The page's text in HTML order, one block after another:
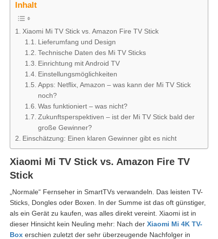
Inhalt
Xiaomi Mi TV Stick vs. Amazon Fire TV Stick
Lieferumfang und Design
Technische Daten des Mi TV Sticks
Einrichtung mit Android TV
Einstellungsmöglichkeiten
Apps: Netflix, Amazon – was kann der Mi TV Stick
noch?
Was funktioniert – was nicht?
Zukunftsperspektiven – ist der Mi TV Stick bald der
große Gewinner?
Einschätzung: Einen klaren Gewinner gibt es nicht
Xiaomi Mi TV Stick vs. Amazon Fire TV
Stick
„Normale“ Fernseher in SmartTVs verwandeln. Das leisten TV-
Sticks, Dongles oder Boxen. In der Summe ist das oft günstiger,
als ein Gerät zu kaufen, was alles direkt vereint. Xiaomi ist in
dieser Hinsicht kein Neuling mehr: Nach der Xiaomi Mi 4K TV-
Box erschien zuletzt der sehr überzeugende Nachfolger in